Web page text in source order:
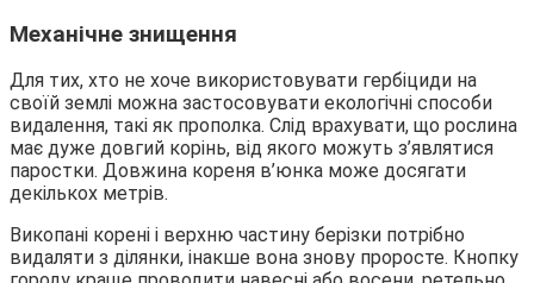
Механічне знищення
Для тих, хто не хоче використовувати гербіциди на
своїй землі можна застосовувати екологічні способи
видалення, такі як прополка. Слід врахувати, що рослина
має дуже довгий корінь, від якого можуть з’являтися
паростки. Довжина кореня в’юнка може досягати
декількох метрів.
Викопані корені і верхню частину берізки потрібно
видаляти з ділянки, інакше вона знову проросте. Кнопку